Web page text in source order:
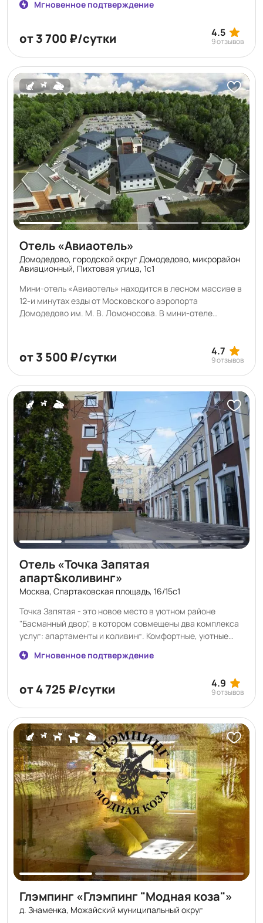
живые выступления музыкантов и получать
Мгновенное подтверждение
от 3 700 ₽/сутки 4.5
9 отзывов
Отель «Авиаотель»
Домодедово, городской округ Домодедово, микрорайон
Авиационный, Пихтовая улица, 1с1
Мини-отель «Авиаотель» находится в лесном массиве в
12-и минутах езды от Московского аэропорта
Домодедово им. М. В. Ломоносова. В мини-отеле
печка, микроволновая печь, чайник, раковина). Есть
стиральная машина, зона сушки белья, гладильная
доска, утюг. Хотите оставаться на связи? В мини-отеле
есть бесплатный Wi-Fi. Если вы путешествуете на
машине, припарковаться можно будет на бесплатной
охраняемой парковке. Здесь рады животным.
Допускается размещение с питомцами за
дополнительную плату.
от 3 500 ₽/сутки 4.7
9 отзывов
Отель «Точка Запятая
апарт&коливинг»
Москва, Спартаковская площадь, 16/15с1
Точка Запятая - это новое место в уютном районе
"Басманный двор", в котором совмещены два комплекса
услуг: апартаменты и коливинг. Комфортные, уютные
студентов, а также туристов и семей с детьми
гостей! Мы представляем широкий выбор номеров как
малой, так и большой вместимости - у нас уютно как
одному, так и большой семьей. У нас вы можете
воспользоваться всеми привычными гостиничными
услугами, посетить множество ресторанов
национальных кухонь со всего мира в шаговой
доступности, а также добраться до Кремля всего за 20
минут! Комфортные апартаменты включают в себя
компактную кухню со всем необходимым для
приготовления различных блюд, индивидуальный
санузел с шампунем и гелем для душа, а также фен и
гладильные принадлежности.
Мгновенное подтверждение
от 4 725 ₽/сутки 4.9
9 отзывов
Глэмпинг «Глэмпинг "Модная коза"»
д. Знаменка, Можайский муниципальный округ